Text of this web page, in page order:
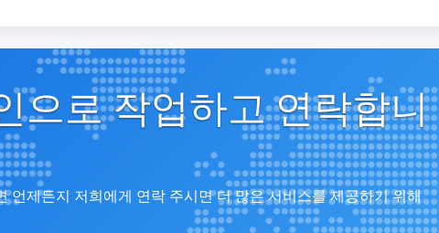
으로 작업하고 연락합니
언제든지 저희에게 연락 주시면 더 많은 서비스를 제공하기 위해